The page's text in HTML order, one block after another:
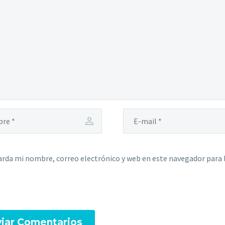
mi nombre, correo electrónico y web en este navegador
Comentarios